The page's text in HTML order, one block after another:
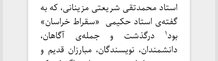
استاد محمدتقی شریعتی مزینانی، که به
گفته‌ی استاد حکیمی «سقراط خراسان»
بود۱
درگذشت و جمله‌ی آگاهان،
دانشمندان، نویسندگان، مبارزان قدیم و